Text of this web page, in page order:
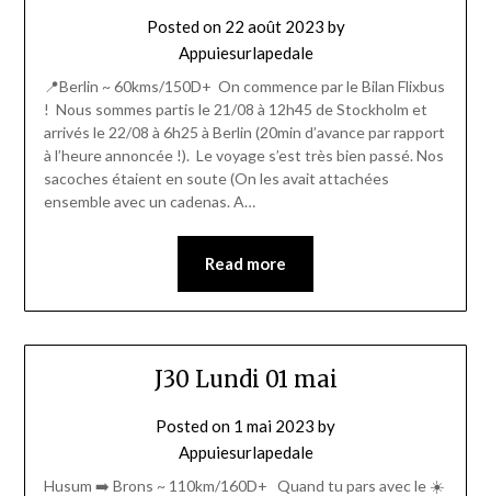
Posted on 22 août 2023 by
Appuiesurlapedale
📍Berlin ~ 60kms/150D+ On commence par le Bilan Flixbus
! Nous sommes partis le 21/08 à 12h45 de Stockholm et
arrivés le 22/08 à 6h25 à Berlin (20min d’avance par rapport
à l’heure annoncée !). Le voyage s’est très bien passé. Nos
sacoches étaient en soute (On les avait attachées
ensemble avec un cadenas. A…
Read more
J30 Lundi 01 mai
Posted on 1 mai 2023 by
Appuiesurlapedale
Husum ➡️ Brons ~ 110km/160D+ Quand tu pars avec le ☀️